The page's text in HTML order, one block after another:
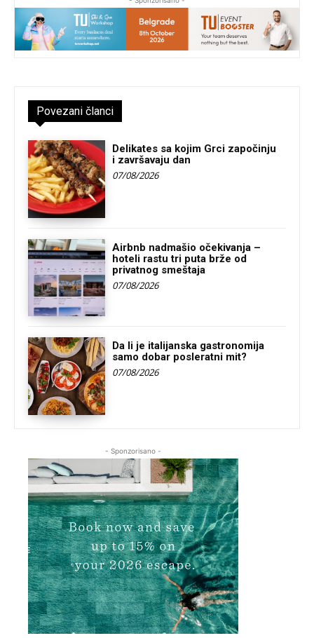
Povezani članci
Delikates sa kojim Grci započinju
i završavaju dan
07/08/2026
Airbnb nadmašio očekivanja –
hoteli rastu tri puta brže od
privatnog smeštaja
07/08/2026
Da li je italijanska gastronomija
samo dobar posleratni mit?
07/08/2026
- Sponzorisano -